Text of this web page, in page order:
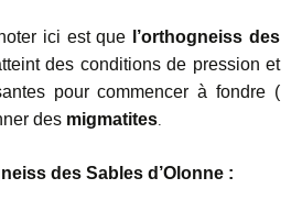
ici est que l’orthogneiss des
des conditions de pression et
pour commencer à fondre (
des migmatites.
des Sables d’Olonne :